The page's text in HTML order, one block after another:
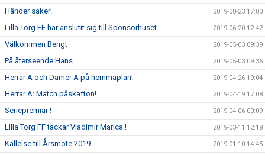
Händer saker! 2019-08-23 17:00
Lilla Torg FF har anslutit sig till Sponsorhuset 2019-06-20 12:42
Välkommen Bengt 2019-05-03 09:39
På återseende Hans 2019-05-03 09:36
Herrar A och Damer A på hemmaplan! 2019-04-26 19:04
Herrar A: Match påskafton! 2019-04-19 17:08
Seriepremiär ! 2019-04-06 00:09
Lilla Torg FF tackar Vladimir Marica ! 2019-03-11 12:18
Kallelse till Årsmöte 2019 2019-01-10 14:45